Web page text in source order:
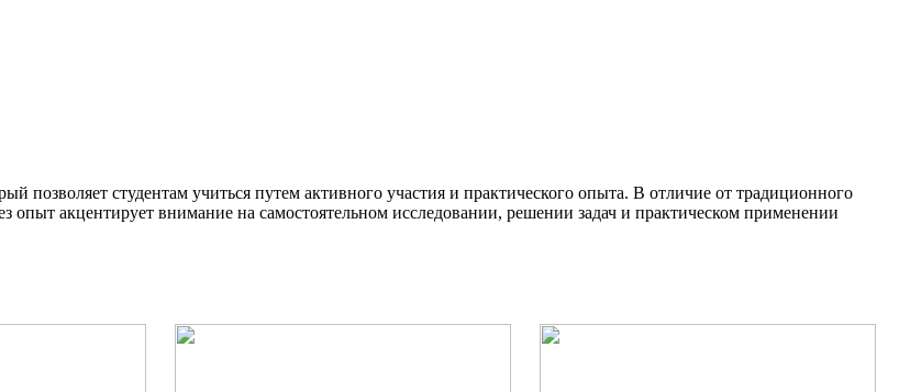
позволяет студентам учиться путем активного участия и практического опыта. В отличие от традиционного
опыт акцентирует внимание на самостоятельном исследовании, решении задач и практическом применении